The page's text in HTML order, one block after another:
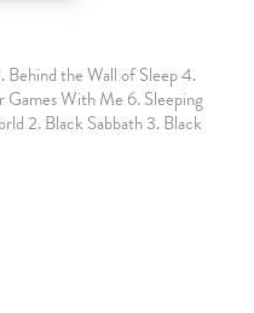
Behind the Wall of Sleep 4.
Games With Me 6. Sleeping
2. Black Sabbath 3. Black